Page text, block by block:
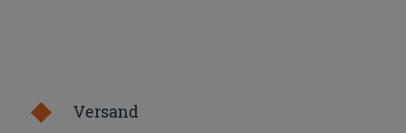
Versand